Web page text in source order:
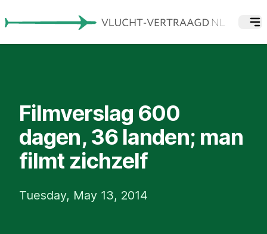
Filmverslag 600
dagen, 36 landen; man
filmt zichzelf
Tuesday, May 13, 2014